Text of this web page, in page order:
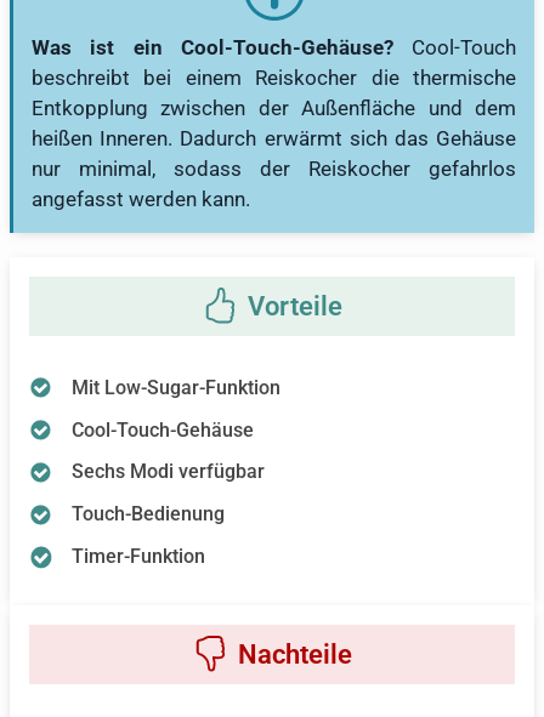
Was ist ein Cool-Touch-Gehäuse? Cool-Touch
beschreibt bei einem Reiskocher die thermische
Entkopplung zwischen der Außenfläche und dem
heißen Inneren. Dadurch erwärmt sich das Gehäuse
nur minimal, sodass der Reiskocher gefahrlos
angefasst werden kann.
Mit Low-Sugar-Funktion
Cool-Touch-Gehäuse
Sechs Modi verfügbar
Touch-Bedienung
Timer-Funktion